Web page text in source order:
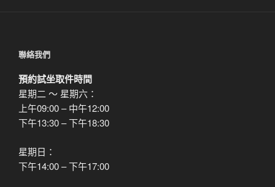
聯絡我們
預約試坐取件時間
星期二 ～ 星期六：
上午09:00 – 中午12:00
下午13:30 – 下午18:30
星期日：
下午14:00 – 下午17:00